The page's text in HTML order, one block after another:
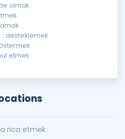
olmak
: desteklemek
etmek
rica etmek